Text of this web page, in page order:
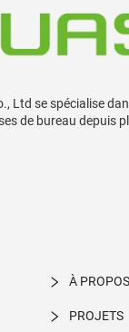
Ltd se spécialise
de bureau depuis
À
PROJETS